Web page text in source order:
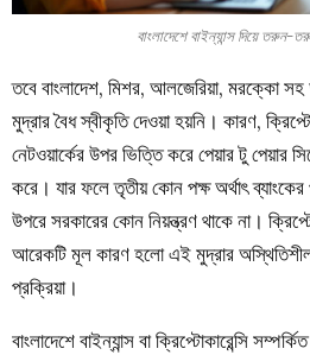
বাংলাদেশে বাইন্যান্স দিয়ে তরুন-
তবে বাংলাদেশ, মিশর, আলজেরিয়া, মরক্কো সহ
মুদ্রার বৈধ স্বীকৃতি দেওয়া হয়নি। কারণ,
নেটওয়ার্কের উপর ভিত্তি করে পেয়ার টু পেয়ার
করে। যার ফলে তৃতীয় কোন পক্ষ অর্থাৎ
উপরে সরকারের কোন নিয়ন্ত্রণ থাকে না।
আরেকটি মূল কারণ হলো এই মুদ্রার
প্রক্রিয়া।
বাংলাদেশে বাইন্যান্স বা ক্রিপ্টোকারেন্সি